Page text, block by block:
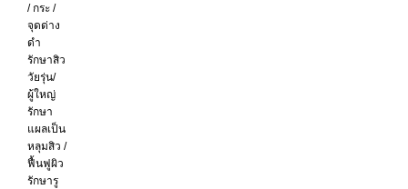
/ กระ /
จุดด่าง
ดำ
รักษาสิว
วัยรุ่น/
ผู้ใหญ่
รักษา
แผลเป็น
หลุมสิว /
ฟื้นฟูผิว
รักษารู